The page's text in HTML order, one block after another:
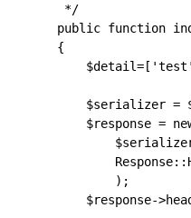
     */
public function
    {
$serializer =
$response =
            );
$response-